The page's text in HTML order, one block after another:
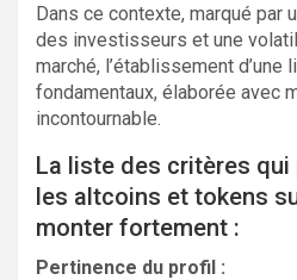
Dans ce contexte, marqué par
des investisseurs et une
marché, l’établissement d’une
fondamentaux, élaborée avec
incontournable.
La liste des critères qui
les altcoins et tokens
monter fortement :
Pertinence du profil :